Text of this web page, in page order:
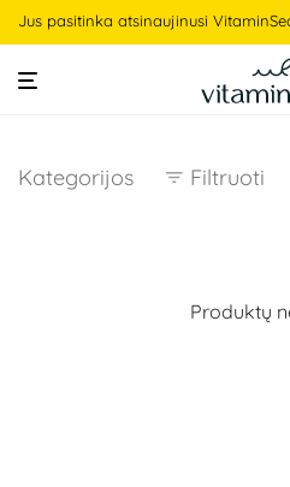
Jus pasitinka atsinaujinusi
Kategorijos Filtruoti
Produktų